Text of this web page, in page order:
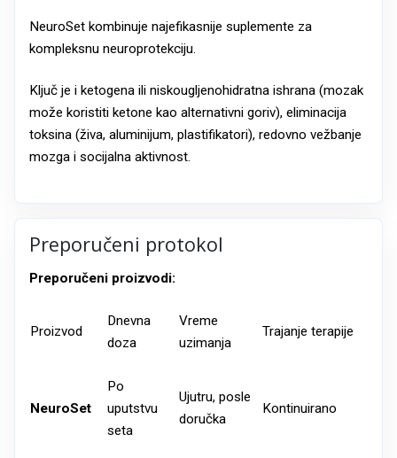
NeuroSet kombinuje najefikasnije suplemente za
kompleksnu neuroprotekciju.
Ključ je i ketogena ili niskougljenohidratna ishrana (mozak
može koristiti ketone kao alternativni goriv), eliminacija
toksina (živa, aluminijum, plastifikatori), redovno vežbanje
mozga i socijalna aktivnost.
Preporučeni protokol
Preporučeni proizvodi:
Proizvod
Dnevna
doza
Vreme
uzimanja
Trajanje terapije
NeuroSet
Po
uputstvu
seta
Ujutru, posle
doručka
Kontinuirano